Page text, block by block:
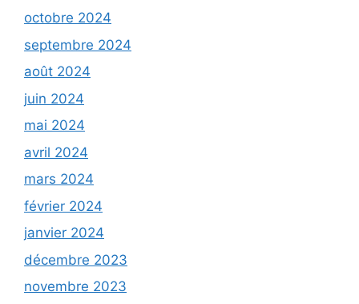
octobre 2024
septembre 2024
août 2024
juin 2024
mai 2024
avril 2024
mars 2024
février 2024
janvier 2024
décembre 2023
novembre 2023